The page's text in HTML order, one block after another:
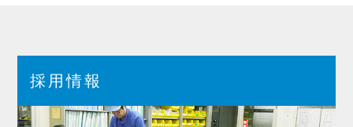
採用情報